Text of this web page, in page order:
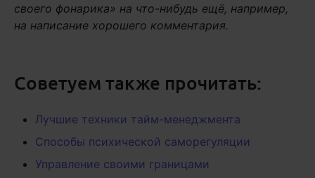
своего фонарика» на что-нибудь ещё, например,
на написание хорошего комментария.
Советуем также прочитать:
Лучшие техники тайм-менеджмента
Способы психической саморегуляции
Управление своими границами